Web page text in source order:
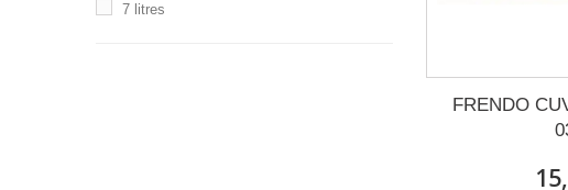
7 litres
FRENDO